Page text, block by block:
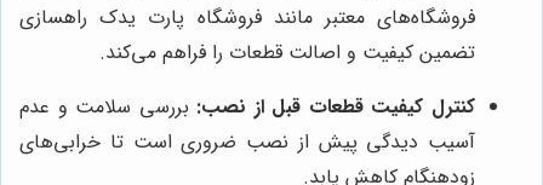
فروشگاه‌های معتبر مانند فروشگاه پارت یدک راهسازی
تضمین کیفیت و اصالت قطعات را فراهم می‌کند.
کنترل کیفیت قطعات قبل از نصب: بررسی سلامت و عدم
آسیب دیدگی پیش از نصب ضروری است تا خرابی‌های
زودهنگام کاهش یابد.